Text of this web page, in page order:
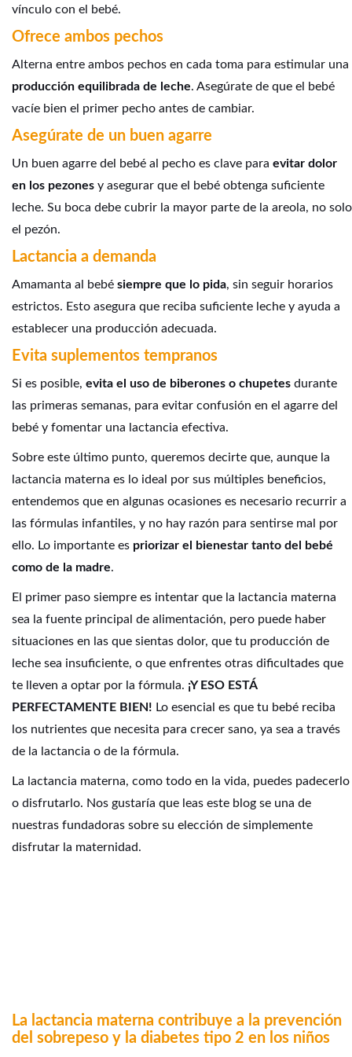
vínculo con el bebé.
Ofrece ambos pechos
Alterna entre ambos pechos en cada toma para estimular una
producción equilibrada de leche. Asegúrate de que el bebé
vacíe bien el primer pecho antes de cambiar.
Asegúrate de un buen agarre
Un buen agarre del bebé al pecho es clave para evitar dolor
en los pezones y asegurar que el bebé obtenga suficiente
leche. Su boca debe cubrir la mayor parte de la areola, no solo
el pezón.
Lactancia a demanda
Amamanta al bebé siempre que lo pida, sin seguir horarios
estrictos. Esto asegura que reciba suficiente leche y ayuda a
establecer una producción adecuada.
Evita suplementos tempranos
Si es posible, evita el uso de biberones o chupetes durante
las primeras semanas, para evitar confusión en el agarre del
bebé y fomentar una lactancia efectiva.
Sobre este último punto, queremos decirte que, aunque la
lactancia materna es lo ideal por sus múltiples beneficios,
entendemos que en algunas ocasiones es necesario recurrir a
las fórmulas infantiles, y no hay razón para sentirse mal por
ello. Lo importante es priorizar el bienestar tanto del bebé
como de la madre.
El primer paso siempre es intentar que la lactancia materna
sea la fuente principal de alimentación, pero puede haber
situaciones en las que sientas dolor, que tu producción de
leche sea insuficiente, o que enfrentes otras dificultades que
te lleven a optar por la fórmula. ¡Y ESO ESTÁ
PERFECTAMENTE BIEN! Lo esencial es que tu bebé reciba
los nutrientes que necesita para crecer sano, ya sea a través
de la lactancia o de la fórmula.
La lactancia materna, como todo en la vida, puedes padecerlo
o disfrutarlo. Nos gustaría que leas este blog se una de
nuestras fundadoras sobre su elección de simplemente
disfrutar la maternidad.
La lactancia materna contribuye a la prevención
del sobrepeso y la diabetes tipo 2 en los niños